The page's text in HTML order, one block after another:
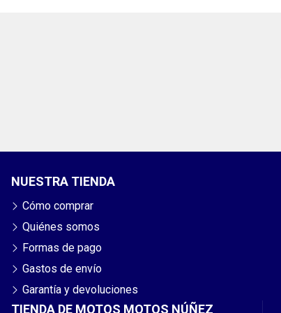
TIENDA DE MOTOS MOTOS NÚÑEZ
NUESTRA TIENDA
Cómo comprar
Quiénes somos
Formas de pago
Gastos de envío
Garantía y devoluciones